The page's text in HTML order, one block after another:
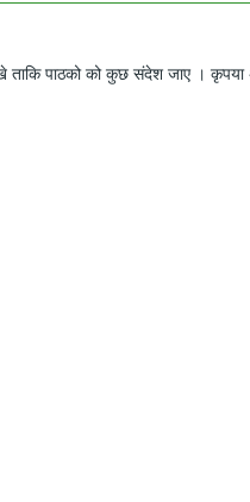
पाठको को कुछ संदेश जाए । कृपया